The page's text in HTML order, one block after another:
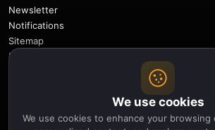
Newsletter
Notifications
Sitemap
Privacy Policy
We use cookies
We use cookies to enhance your browsing